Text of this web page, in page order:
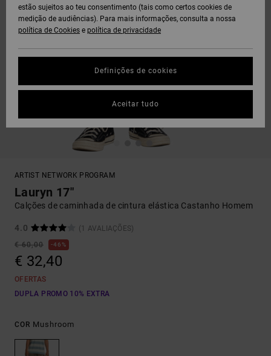
ARTIST NETWORK PROGRAM
Lauryn 17"
Calções de caminhada de cintura elástica Castanho Homem
4.0
(1 AVALIAÇÕES)
€ 60,00
46%
€ 32,40
OFERTAS
DUPLA PROMO 10% EXTRA
COR Mushroom
estão sujeitos ao teu consentimento (tais como certos cookies de
medição de audiências). Para mais informações, consulta a nossa
política de Cookies e política de privacidade
Definições de cookies
Aceitar tudo